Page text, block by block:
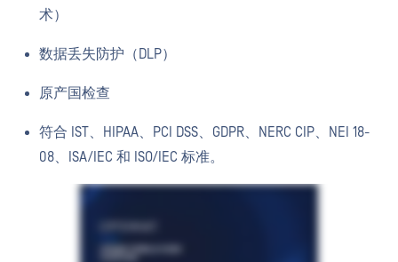
术）
数据丢失防护（DLP）
原产国检查
符合 IST、HIPAA、PCI DSS、GDPR、NERC CIP、NEI 18-
08、ISA/IEC 和 ISO/IEC 标准。